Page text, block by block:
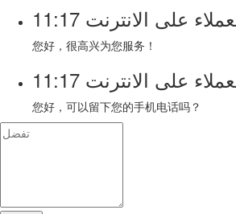
على الانترنت 11:17
您好，很高兴为您服务！
على الانترنت 11:17
您好，可以留下您的手机电话吗？